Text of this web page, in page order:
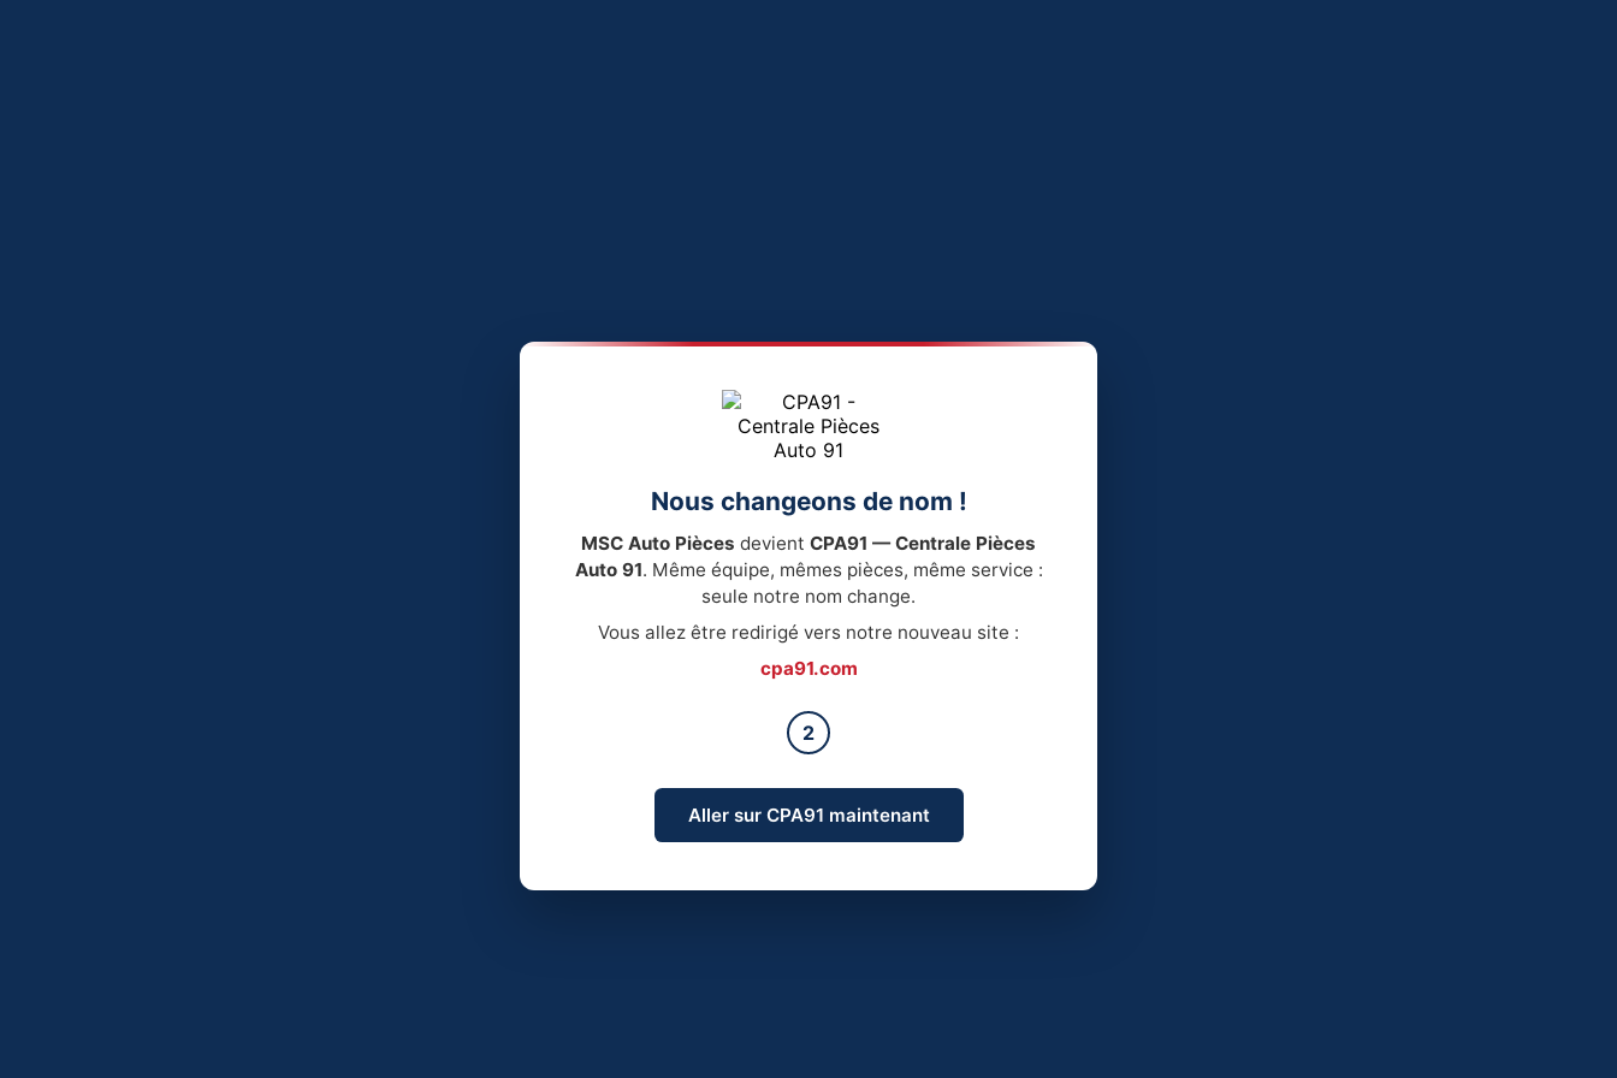
Nous changeons de nom !
MSC Auto Pièces devient CPA91 — Centrale Pièces
Auto 91. Même équipe, mêmes pièces, même service :
seule notre nom change.
Vous allez être redirigé vers notre nouveau site :
cpa91.com
2
Aller sur CPA91 maintenant